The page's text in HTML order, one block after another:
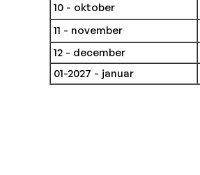
10 - oktober
11 - november
12 - december
01-2027 - januar